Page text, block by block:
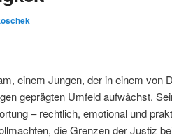
einem Jungen, der in einem von
geprägten Umfeld aufwächst.
– rechtlich, emotional und
die Grenzen der Justiz